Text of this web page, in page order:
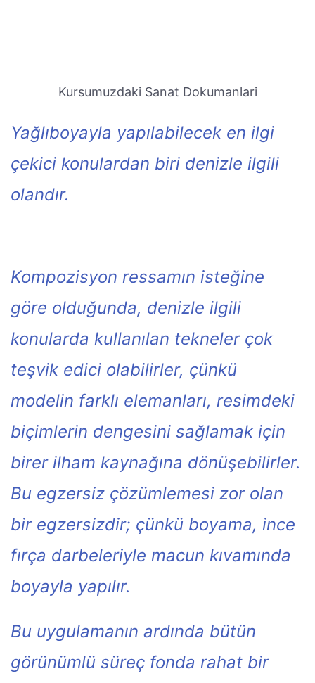
Kursumuzdaki Sanat Dokumanlari
Yağlıboyayla yapılabilecek en ilgi
çekici konulardan biri denizle ilgili
olandır.
Kompozisyon ressamın isteğine
göre olduğunda, denizle ilgili
konularda kullanılan tekneler çok
teşvik edici olabilirler, çünkü
modelin farklı elemanları, resimdeki
biçimlerin dengesini sağlamak için
birer ilham kaynağına dönüşebilirler.
Bu egzersiz çözümlemesi zor olan
bir egzersizdir; çünkü boyama, ince
fırça darbeleriyle macun kıvamında
boyayla yapılır.
Bu uygulamanın ardında bütün
görünümlü süreç fonda rahat bir